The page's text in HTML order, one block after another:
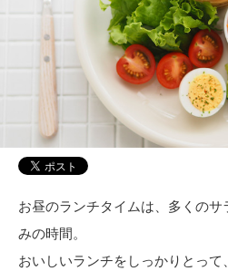
お昼のランチタイムは、多くの
みの時間。
おいしいランチをしっかりとっ